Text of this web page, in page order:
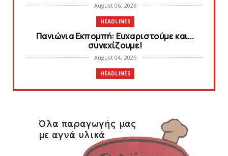
August 06, 2026
HEADLINES
Πανιώνια Εκπομπή: Eυχαριστούμε και...
συνεχίζουμε!
August 04, 2026
HEADLINES
Θλίψη για τον χαμό του Γιώργου
SLIDE
Ξεκινά η ελεύθερη διάθεση των εισιτηρίων
διαρκείας του βόλεϊ...